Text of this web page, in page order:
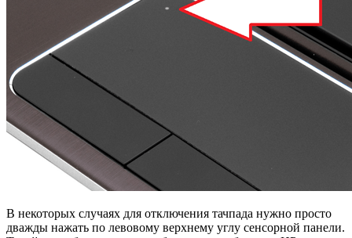
В некоторых случаях для отключения тачпада нужно просто
дважды нажать по левовому верхнему углу сенсорной панели.